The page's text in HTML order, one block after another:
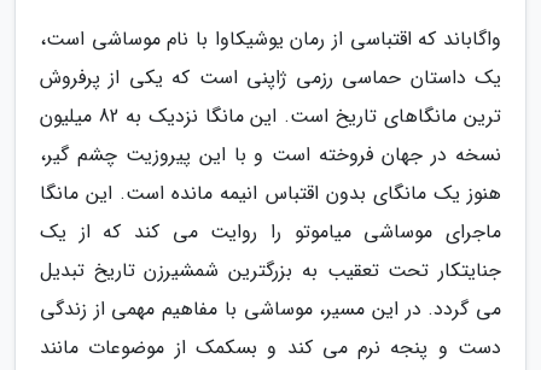
واگاباند که اقتباسی از رمان یوشیکاوا با نام موساشی است،
یک داستان حماسی رزمی ژاپنی است که یکی از پرفروش
ترین مانگاهای تاریخ است. این مانگا نزدیک به 82 میلیون
نسخه در جهان فروخته است و با این پیروزیت چشم گیر،
هنوز یک مانگای بدون اقتباس انیمه مانده است. این مانگا
ماجرای موساشی میاموتو را روایت می کند که از یک
جنایتکار تحت تعقیب به بزرگترین شمشیرزن تاریخ تبدیل
می گردد. در این مسیر، موساشی با مفاهیم مهمی از زندگی
دست و پنجه نرم می کند و بسکمک از موضوعات مانند